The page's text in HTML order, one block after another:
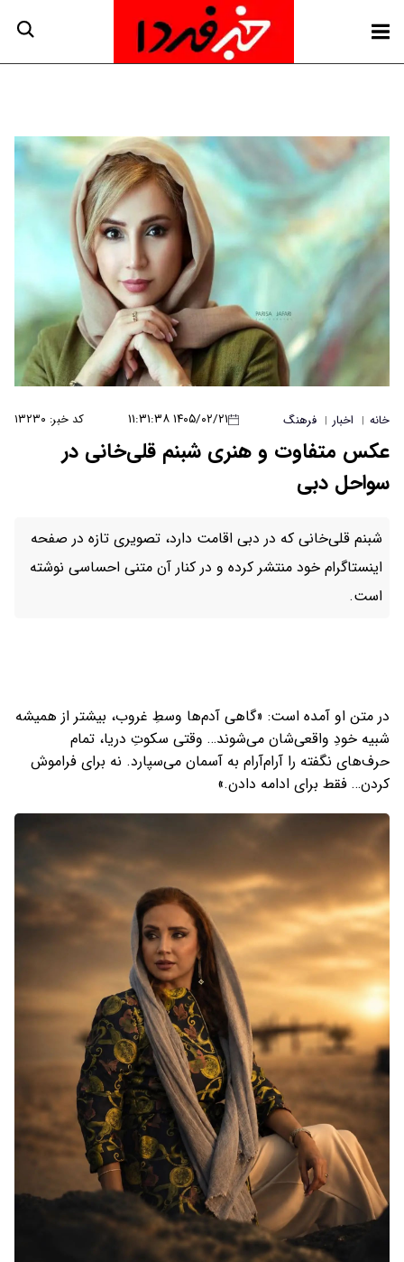
خانه | اخبار | فرهنگ ۱۴۰۵/۰۲/۲۱ ۱۱:۳۱:۳۸ کد خبر: ۱۳۲۳۰
عکس متفاوت و هنری شبنم قلی‌خانی در
سواحل دبی
شبنم قلی‌خانی که در دبی اقامت دارد، تصویری تازه در صفحه
اینستاگرام خود منتشر کرده و در کنار آن متنی احساسی نوشته
است.
در متن او آمده است: «گاهی آدم‌ها وسطِ غروب، بیشتر از همیشه
شبیه خودِ واقعی‌شان می‌شوند… وقتی سکوتِ دریا، تمام
حرف‌های نگفته را آرام‌آرام به آسمان می‌سپارد. نه برای فراموش
کردن… فقط برای ادامه دادن.»